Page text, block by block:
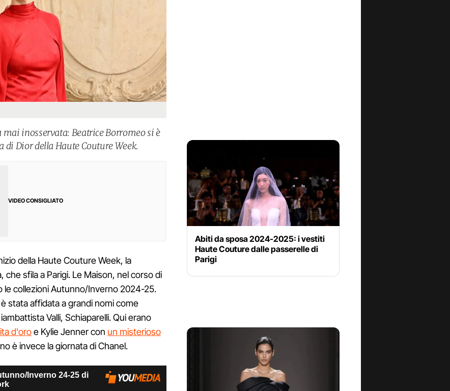
mai inosservata: Beatrice Borromeo si è
Dior della Haute Couture Week.
VIDEO CONSIGLIATO
della Haute Couture Week, la
che sfila a Parigi. Le Maison, nel corso di
collezioni Autunno/Inverno 2024-25.
stata affidata a grandi nomi come
Valli, Schiaparelli. Qui erano
d'oroe Kylie Jenner con un misterioso
è invece la giornata di Chanel.
Abiti da sposa 2024-2025: i vestiti
Haute Couture dalle passerelle di
Parigi